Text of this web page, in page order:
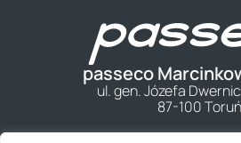
passeco
ul. gen. Józefa
87-100 Toruń